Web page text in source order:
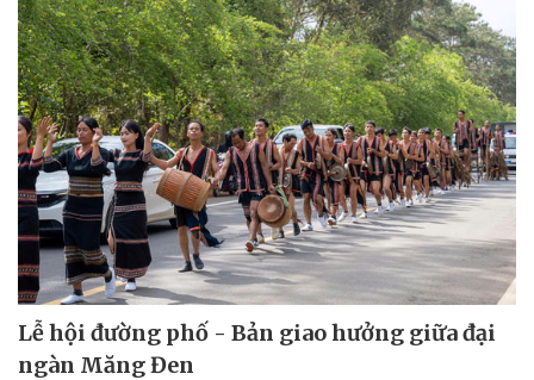
Lễ hội đường phố - Bản giao hưởng giữa đại
ngàn Măng Đen